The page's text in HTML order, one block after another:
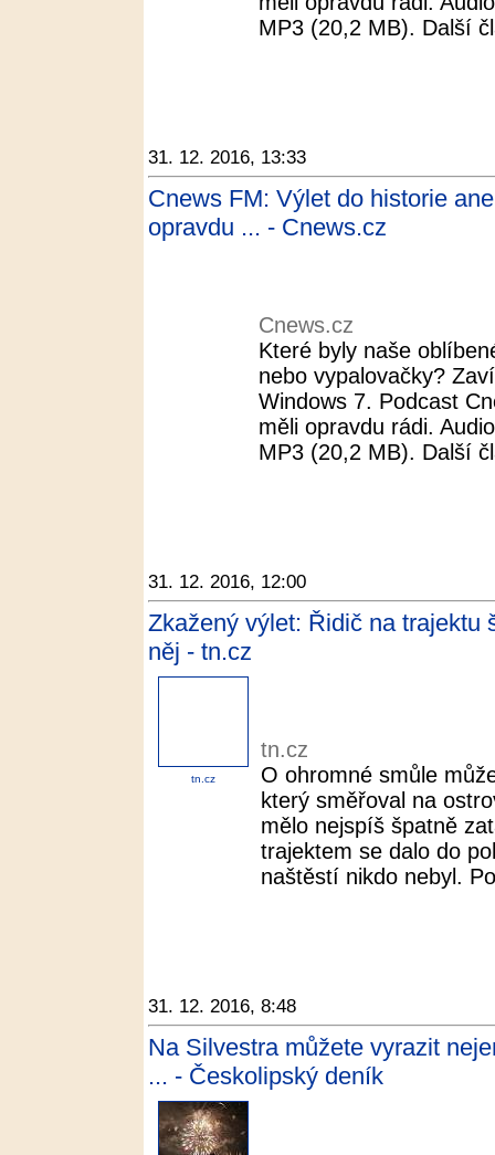
MP3 (20,2 MB). Další
31. 12. 2016, 13:33
Cnews FM: Výlet do historie
opravdu ... - Cnews.cz
Cnews.cz
Které byly naše
nebo vypalovačky?
Windows 7. Podcast
měli opravdu rádi.
MP3 (20,2 MB). Další
31. 12. 2016, 12:00
Zkažený výlet: Řidič na trajektu
něj - tn.cz
tn.cz
tn.cz
O ohromné smůle
který směřoval na
mělo nejspíš špatně
trajektem se dalo do
naštěstí nikdo nebyl.
31. 12. 2016, 8:48
Na Silvestra můžete vyrazit
... - Českolipský deník